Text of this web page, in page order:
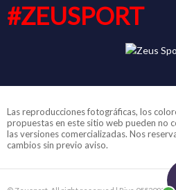
#ZEUSPORT
Las reproducciones fotográficas, los
propuestas en este sitio web pueden no
las versiones comercializadas. Nos
cambios sin previo aviso.